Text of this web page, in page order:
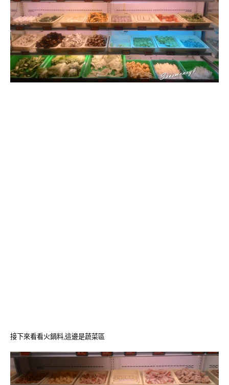
接下來看看火鍋料,這邊是蔬菜區